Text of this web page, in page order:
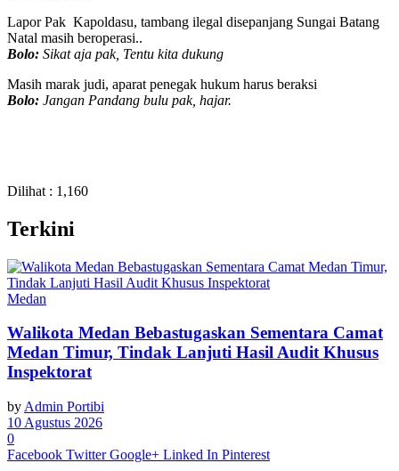
Lapor Pak Kapoldasu, tambang ilegal disepanjang Sungai Batang
Natal masih beroperasi..
Bolo: Sikat aja pak, Tentu kita dukung
Masih marak judi, aparat penegak hukum harus beraksi
Bolo: Jangan Pandang bulu pak, hajar.
Dilihat : 1,160
Terkini
Medan
Walikota Medan Bebastugaskan Sementara Camat
Medan Timur, Tindak Lanjuti Hasil Audit Khusus
Inspektorat
by Admin Portibi
10 Agustus 2026
0
Facebook Twitter Google+ Linked In Pinterest